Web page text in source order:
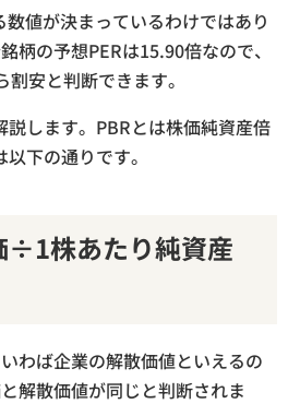
値が決まっているわけではあり
柄の予想PERは15.90倍なので、
安と判断できます。
説します。PBRとは株価純資産倍
下の通りです。
÷1株あたり純資産
わば企業の解散価値といえるの
解散価値が同じと判断されま